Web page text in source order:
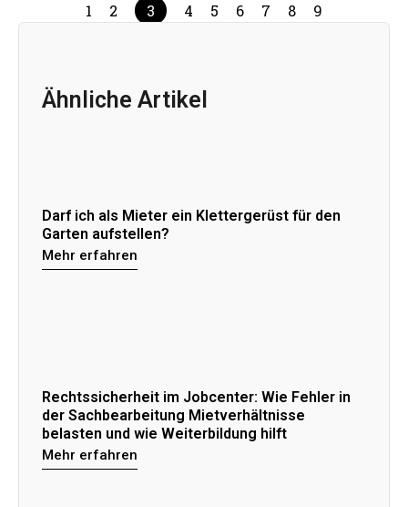
1 2 3 4 5 6 7 8 9
Ähnliche Artikel
Darf ich als Mieter ein Klettergerüst für den
Garten aufstellen?
Mehr erfahren
Rechtssicherheit im Jobcenter: Wie Fehler in
der Sachbearbeitung Mietverhältnisse
belasten und wie Weiterbildung hilft
Mehr erfahren